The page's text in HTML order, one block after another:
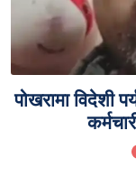
पोखरामा विदेशी